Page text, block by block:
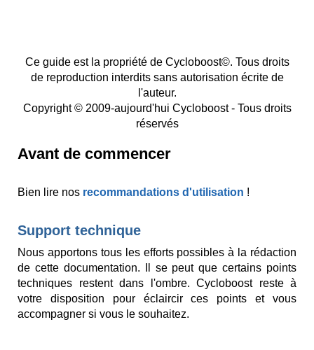
Ce guide est la propriété de Cycloboost©. Tous droits
de reproduction interdits sans autorisation écrite de
l'auteur.
Copyright © 2009-aujourd'hui Cycloboost - Tous droits
réservés
Avant de commencer
Bien lire nos recommandations d'utilisation !
Support technique
Nous apportons tous les efforts possibles à la rédaction
de cette documentation. Il se peut que certains points
techniques restent dans l'ombre. Cycloboost reste à
votre disposition pour éclaircir ces points et vous
accompagner si vous le souhaitez.